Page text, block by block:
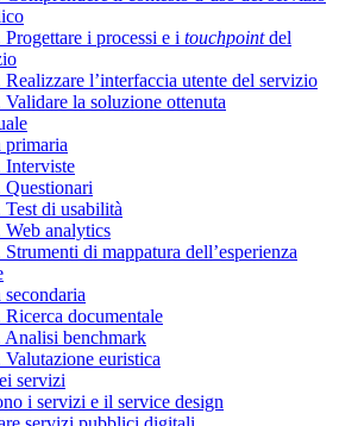
Progettare i processi e i touchpointdel
Realizzare l’interfaccia utente del servizio
Validare la soluzione ottenuta
primaria
Interviste
Questionari
Test di usabilità
Web analytics
Strumenti di mappatura dell’esperienza
Ricerca documentale
Analisi benchmark
Valutazione euristica
servizi
i servizi e il service design